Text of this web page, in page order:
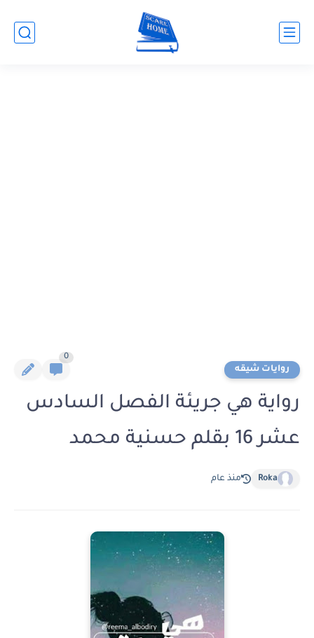
روايات شيقه
0
رواية هي جريئة الفصل السادس
عشر 16 بقلم حسنية محمد
Roka منذ عام